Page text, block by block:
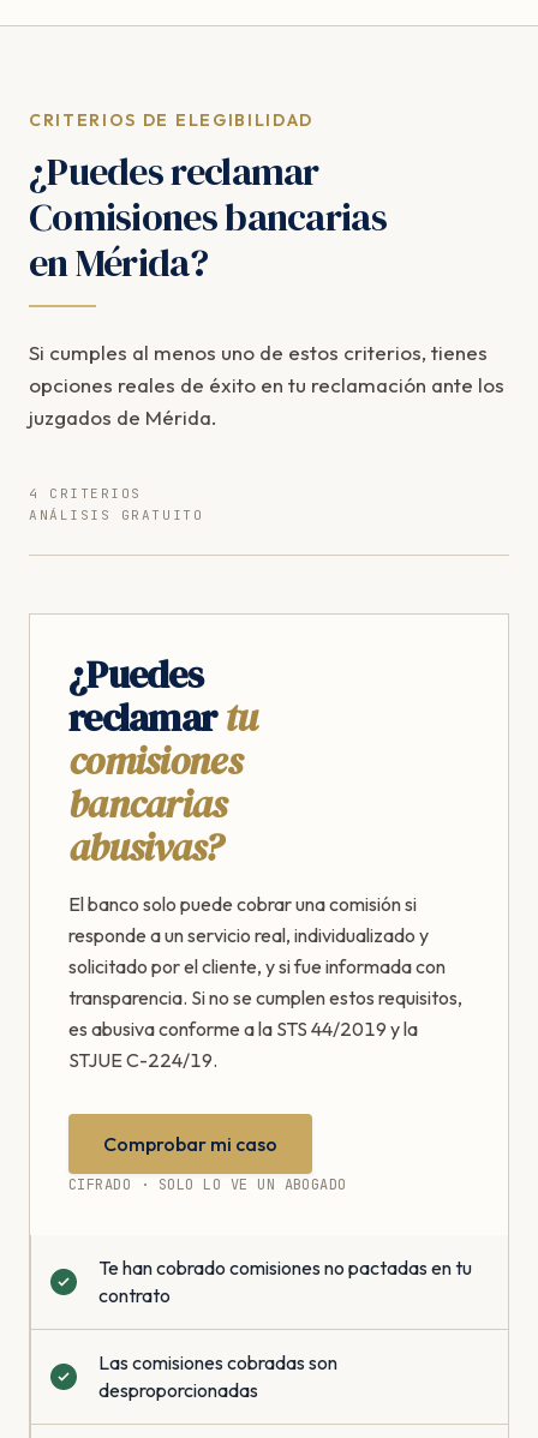
CRITERIOS DE ELEGIBILIDAD
¿Puedes reclamar
Comisiones bancarias
en Mérida?
Si cumples al menos uno de estos criterios, tienes
opciones reales de éxito en tu reclamación ante los
juzgados de Mérida.
4 CRITERIOS
ANÁLISIS GRATUITO
¿Puedes
reclamartu
comisiones
bancarias
abusivas?
El banco solo puede cobrar una comisión si
responde a un servicio real, individualizado y
solicitado por el cliente, y si fue informada con
transparencia. Si no se cumplen estos requisitos,
es abusiva conforme a la STS 44/2019 y la
STJUE C-224/19.
Comprobar mi caso
CIFRADO · SOLO LO VE UN ABOGADO
Te han cobrado comisiones no pactadas en tu
contrato
Las comisiones cobradas son
desproporcionadas